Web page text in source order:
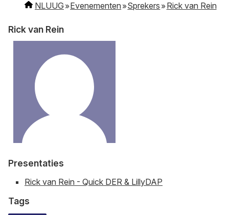
NLUUG Evenementen Sprekers Rick van Rein
Rick van Rein
Presentaties
Rick van Rein - Quick DER & LillyDAP
Tags